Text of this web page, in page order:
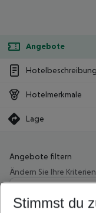
Angebote
Hotelbeschreibung
Hotelmerkmale
Lage
Angebote filtern
Ändern Sie Ihre
Wähle deinen
Beliebiger
Stimmst du